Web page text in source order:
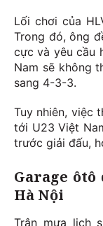
Lối chơi của
Trong đó, ông
cực và yêu cầu
Nam sẽ không
sang 4-3-3.
Tuy nhiên, việc
tới U23 Việt
trước giải đấu,
Garage
Hà Nội
Trận mưa lịch